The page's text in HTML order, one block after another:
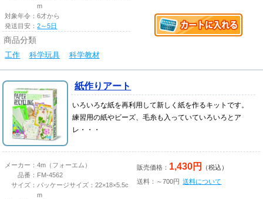
m
対象年令：6才から
発送目安：2～5日
商品分類
工作 科学玩具 科学教材
紙作りアート
いろいろな紙を再利用して新しく紙を作るキットです。
練習用の紙やビーズ、毛糸も入っていていろいろとア
レ・・・
メーカー：4m（フォーエム）
品番： FM-4562
サイズ： パッケージサイズ：22×18×5.5c
m
販売価格： 1,430円
（税込）
送料：～700円 送料について